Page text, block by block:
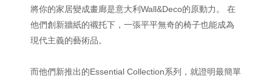
將你的家居變成畫廊是意大利Wall&Deco的原動力。 在
他們創新牆紙的襯托下，一張平平無奇的椅子也能成為
現代主義的藝術品。
而他們新推出的Essential Collection系列，就證明最簡單